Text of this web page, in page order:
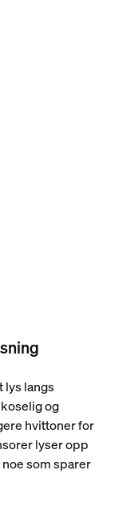
lys langs
og
hvittoner for
lyser opp
som sparer